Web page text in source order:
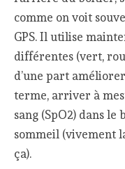
comme on voit
GPS. Il utilise
différentes (vert,
d’une part
terme, arriver à
sang (SpO2) dans le
sommeil (vivement
ça).